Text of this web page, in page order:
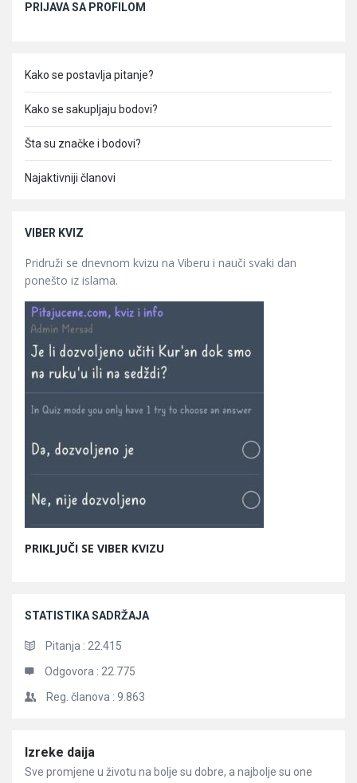
PRIJAVA SA PROFILOM
Kako se postavlja pitanje?
Kako se sakupljaju bodovi?
Šta su značke i bodovi?
Najaktivniji članovi
VIBER KVIZ
Pridruži se dnevnom kvizu na Viberu i nauči svaki dan
ponešto iz islama.
PRIKLJUČI SE VIBER KVIZU
STATISTIKA SADRŽAJA
Pitanja : 22.415
Odgovora : 22.775
Reg. članova : 9.863
Članci
Izreke daija
Sve promjene u životu na bolje su dobre, a najbolje su one